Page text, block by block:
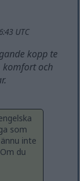
UTC
kopp te
och
som
inte
du